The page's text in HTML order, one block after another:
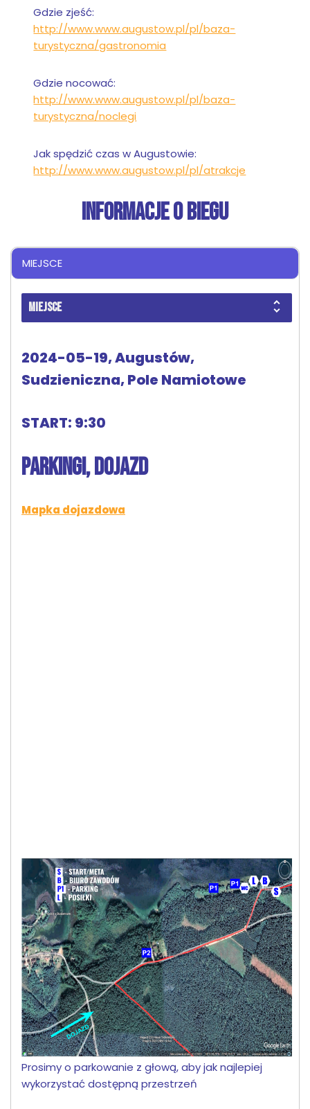
Gdzie zjeść:
http://www.www.augustow.pl/pl/baza-
turystyczna/gastronomia
Gdzie nocować:
http://www.www.augustow.pl/pl/baza-
turystyczna/noclegi
Jak spędzić czas w Augustowie:
http://www.www.augustow.pl/pl/atrakcje
INFORMACJE O BIEGU
MIEJSCE
MIEJSCE
2024-05-19, Augustów,
Sudzieniczna, Pole Namiotowe
START: 9:30
PARKINGI, DOJAZD
Mapka dojazdowa
Prosimy o parkowanie z głową, aby jak najlepiej
wykorzystać dostępną przestrzeń